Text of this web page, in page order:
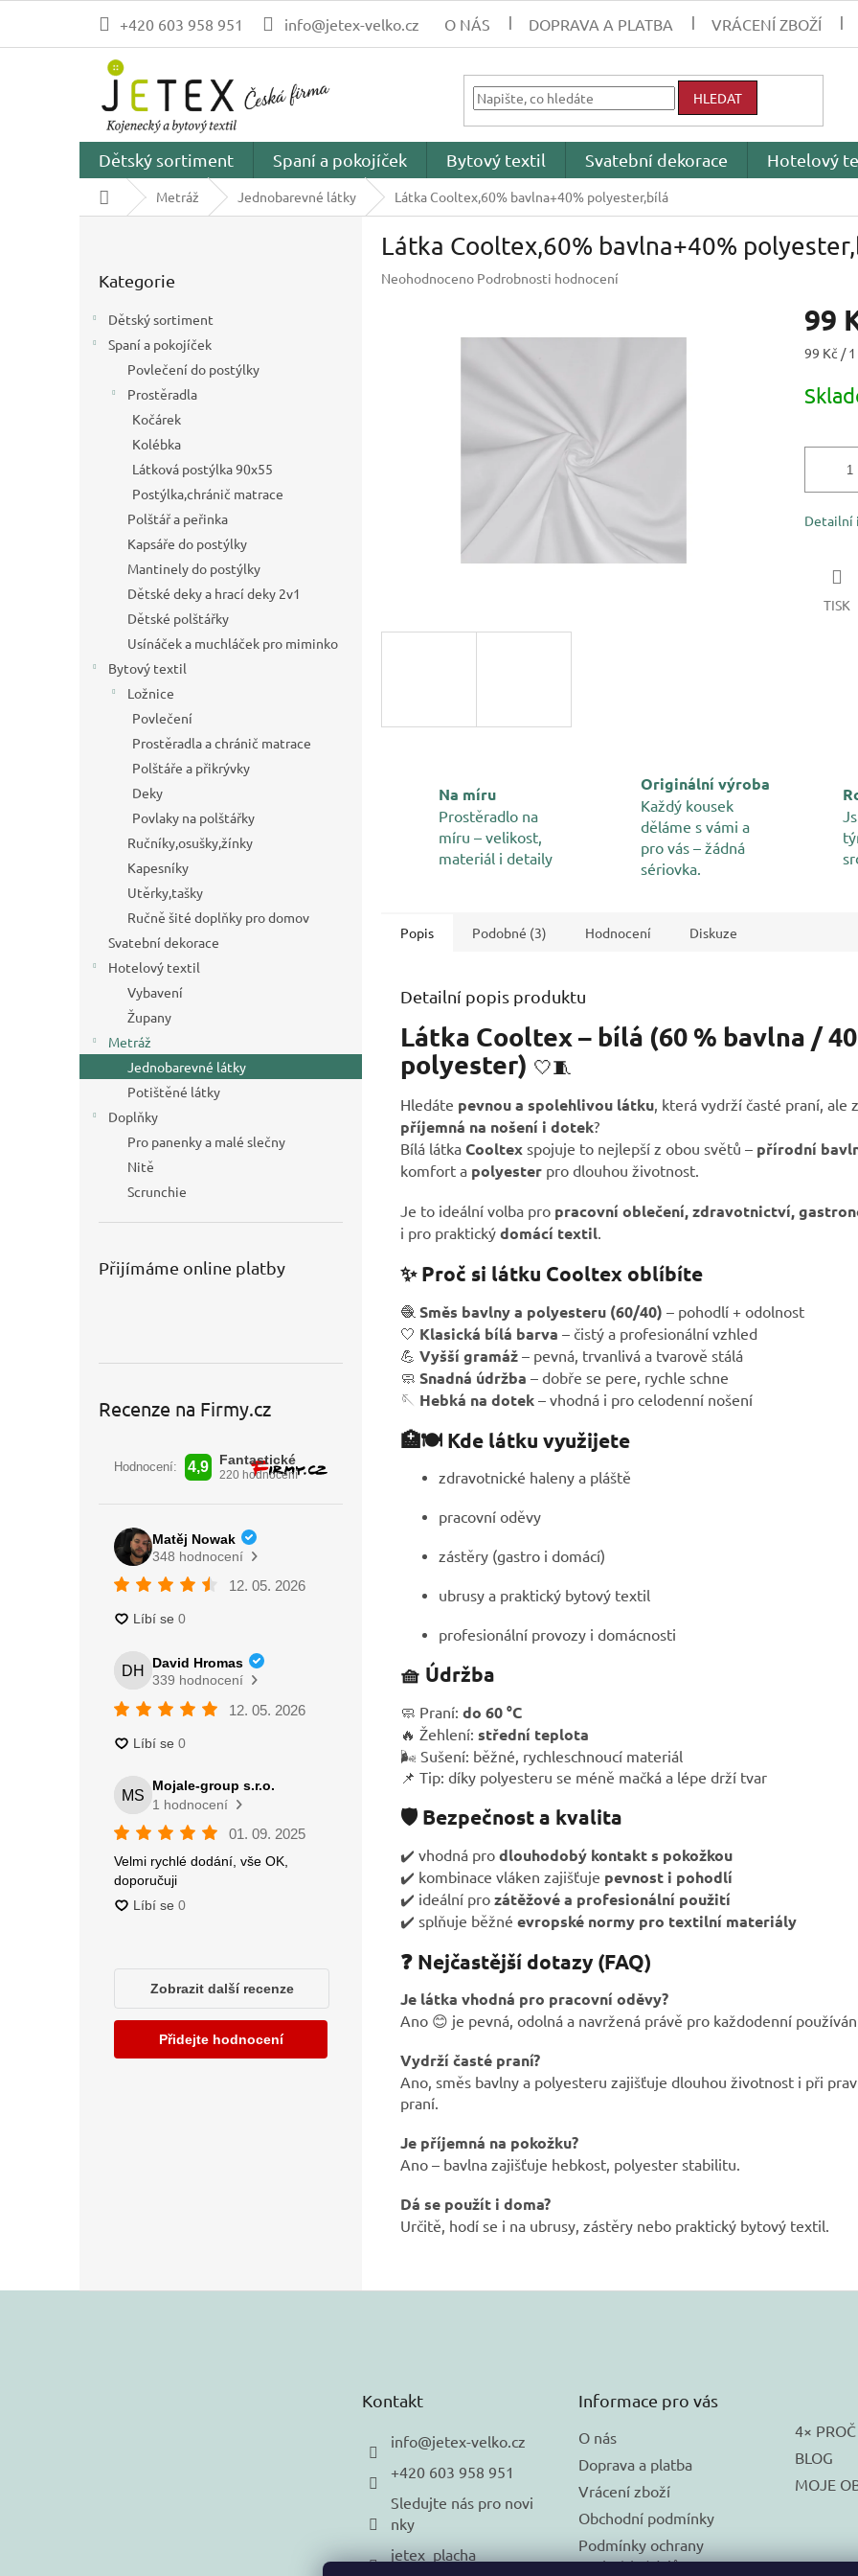
obsah
+420 603 958 951 info@jetex-velko.cz O NÁS DOPRAVA A PLATBA VRÁCENÍ ZBOŽÍ
HLEDAT
Dětský sortiment Spaní a pokojíček Bytový textil Svatební dekorace Hotelový
Domů Metráž Jednobarevné látky Látka Cooltex,60% bavlna+40% polyester,bílá
kategorie
Kategorie
Dětský sortiment
Spaní a pokojíček
Povlečení do postýlky
Prostěradla
Kočárek
Kolébka
Látková postýlka 90x55
Postýlka,chránič matrace
Polštář a peřinka
Kapsáře do postýlky
Mantinely do postýlky
Dětské deky a hrací deky 2v1
Dětské polštářky
Usínáček a muchláček pro miminko
Bytový textil
Ložnice
Povlečení
Prostěradla a chránič matrace
Polštáře a přikrývky
Deky
Povlaky na polštářky
Ručníky,osušky,žínky
Kapesníky
Utěrky,tašky
Ručně šité doplňky pro domov
Svatební dekorace
Hotelový textil
Vybavení
Župany
Metráž
Jednobarevné látky
Potištěné látky
Doplňky
Pro panenky a malé slečny
Nitě
Scrunchie
Přijímáme online platby
Recenze na Firmy.cz
Látka Cooltex,60% bavlna+40%
Průměrné
Neohodnoceno Podrobnosti hodnocení
99
Měrná
99 Kč /
Detailní
TISK
Na míru
Prostěradlo na
míru – velikost,
materiál i detaily
Originální výroba
Každý kousek
děláme s vámi a
pro vás – žádná
sériovka.
Popis Podobné (3) Hodnocení Diskuze
Detailní popis produktu
Látka Cooltex – bílá (60 % bavlna /
polyester) 🤍🧵
Hledáte pevnou a spolehlivou látku, která vydrží časté praní, ale
příjemná na nošení i dotek?
Bílá látka Cooltex spojuje to nejlepší z obou světů – přírodní
komfort a polyester pro dlouhou životnost.
Je to ideální volba pro pracovní oblečení, zdravotnictví,
i pro praktický domácí textil.
✨ Proč si látku Cooltex oblíbíte
🧶 Směs bavlny a polyesteru (60/40) – pohodlí + odolnost
🤍 Klasická bílá barva – čistý a profesionální vzhled
💪 Vyšší gramáž – pevná, trvanlivá a tvarově stálá
🧼 Snadná údržba – dobře se pere, rychle schne
🪡 Hebká na dotek – vhodná i pro celodenní nošení
🏥🍽️ Kde látku využijete
zdravotnické haleny a pláště
pracovní oděvy
zástěry (gastro i domácí)
ubrusy a praktický bytový textil
profesionální provozy i domácnosti
🧺 Údržba
🧼 Praní: do 60 °C
🔥 Žehlení: střední teplota
🌬️ Sušení: běžné, rychleschnoucí materiál
📌 Tip: díky polyesteru se méně mačká a lépe drží tvar
🛡️ Bezpečnost a kvalita
✔️ vhodná pro dlouhodobý kontakt s pokožkou
✔️ kombinace vláken zajišťuje pevnost i pohodlí
✔️ ideální pro zátěžové a profesionální použití
✔️ splňuje běžné evropské normy pro textilní materiály
❓ Nejčastější dotazy (FAQ)
Je látka vhodná pro pracovní oděvy?
Ano 😊 je pevná, odolná a navržená právě pro každodenní
Vydrží časté praní?
Ano, směs bavlny a polyesteru zajišťuje dlouhou životnost i při
praní.
Je příjemná na pokožku?
Ano – bavlna zajišťuje hebkost, polyester stabilitu.
Dá se použít i doma?
Určitě, hodí se i na ubrusy, zástěry nebo praktický bytový textil.
Kontakt
info@jetex-velko.cz
+420 603 958 951
Sledujte nás pro novi
nky
jetex_placha
Informace pro vás
O nás
Doprava a platba
Vrácení zboží
Obchodní podmínky
Podmínky ochrany
osobních údajů
4× PROČ
BLOG
MOJE